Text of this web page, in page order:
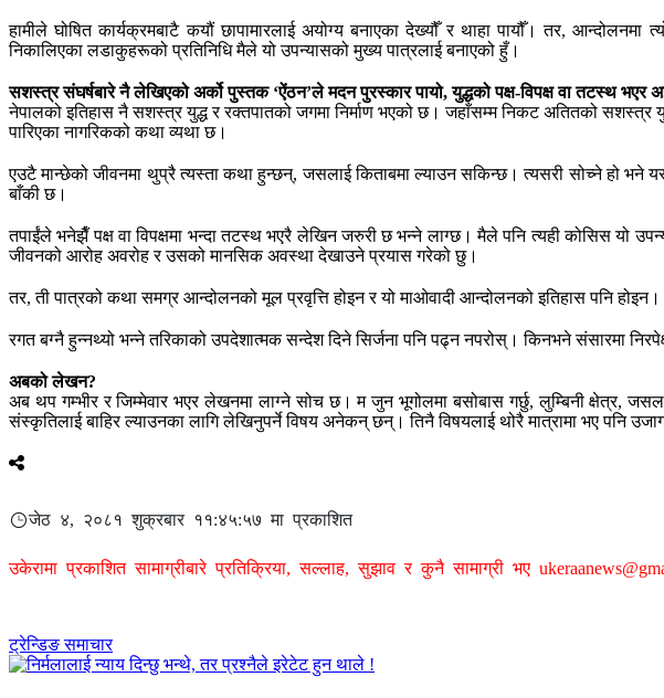
हामीले घोषित कार्यक्रमबाटै कयौं छापामारलाई अयोग्य बनाएका देख्यौँ र थाहा पायौँ। तर,
निकालिएका लडाकुहरूको प्रतिनिधि मैले यो उपन्यासको मुख्य पात्रलाई बनाएको हुँ।
सशस्त्र संघर्षबारे नै लेखिएको अर्को पुस्तक ‘ऐंठन’ले मदन पुरस्कार पायो, युद्धको पक्ष-विपक्ष वा तटस्थ
नेपालको इतिहास नै सशस्त्र युद्ध र रक्तपातको जगमा निर्माण भएको छ। जहाँसम्म निकट अतितको सशस्त्र
पारिएका नागरिकको कथा व्यथा छ।
एउटै मान्छेको जीवनमा थुप्रै त्यस्ता कथा हुन्छन्, जसलाई किताबमा ल्याउन सकिन्छ। त्यसरी सोच्ने हो
बाँकी छ।
तपाईंले भनेझैँ पक्ष वा विपक्षमा भन्दा तटस्थ भएरै लेखिन जरुरी छ भन्ने लाग्छ। मैले पनि त्यही कोसिस यो
जीवनको आरोह अवरोह र उसको मानसिक अवस्था देखाउने प्रयास गरेको छु।
तर, ती पात्रको कथा समग्र आन्दोलनको मूल प्रवृत्ति होइन र यो माओवादी आन्दोलनको इतिहास पनि
रगत बग्नै हुन्नथ्यो भन्ने तरिकाको उपदेशात्मक सन्देश दिने सिर्जना पनि पढ्न नपरोस्। किनभने संसारमा
अबको लेखन?
अब थप गम्भीर र जिम्मेवार भएर लेखनमा लाग्ने सोच छ। म जुन भूगोलमा बसोबास गर्छु, लुम्बिनी क्षेत्र,
संस्कृतिलाई बाहिर ल्याउनका लागि लेखिनुपर्ने विषय अनेकन् छन्। तिनै विषयलाई थोरै मात्रामा भए पनि
जेठ ४, २०८१ शुक्रबार ११:४५:५७ मा प्रकाशित
उकेरामा प्रकाशित सामाग्रीबारे प्रतिक्रिया, सल्लाह, सुझाव र कुनै सामाग्री भए
ट्रेन्डिङ समाचार